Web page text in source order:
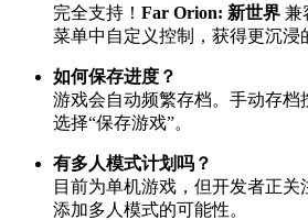
完全支持！ Far Orion: 新世界 兼
菜单中自定义控制，获得更沉浸
如何保存进度？
游戏会自动频繁存档。手动存档
选择“保存游戏”。
有多人模式计划吗？
目前为单机游戏，但开发者正
添加多人模式的可能性。